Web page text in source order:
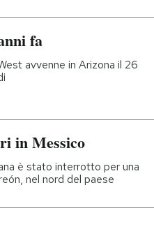
fa
avvenne in Arizona il 26
in Messico
è stato interrotto per una
nel nord del paese